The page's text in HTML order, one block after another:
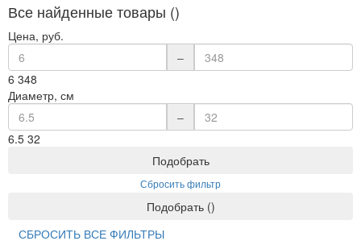
Все найденные товары ()
Цена, руб.
–
6 348
Диаметр, см
–
6.5 32
Подобрать
Сбросить фильтр
Подобрать ()
СБРОСИТЬ ВСЕ ФИЛЬТРЫ